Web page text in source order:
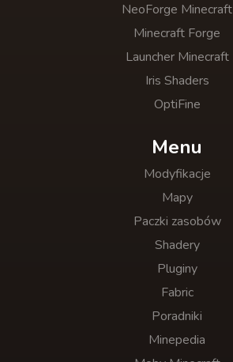
NeoForge Minecraft
Minecraft Forge
Launcher Minecraft
Iris Shaders
OptiFine
Menu
Modyfikacje
Mapy
Paczki zasobów
Shadery
Pluginy
Fabric
Poradniki
Minepedia